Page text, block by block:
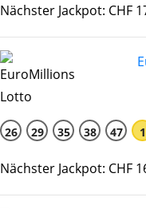
Nächster Jackpot: CHF
26 29 35 38 47 1
Nächster Jackpot: CHF